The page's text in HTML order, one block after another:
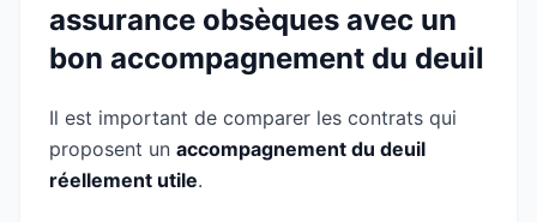
assurance obsèques avec un
bon accompagnement du deuil
Il est important de comparer les contrats qui
proposent un accompagnement du deuil
réellement utile.